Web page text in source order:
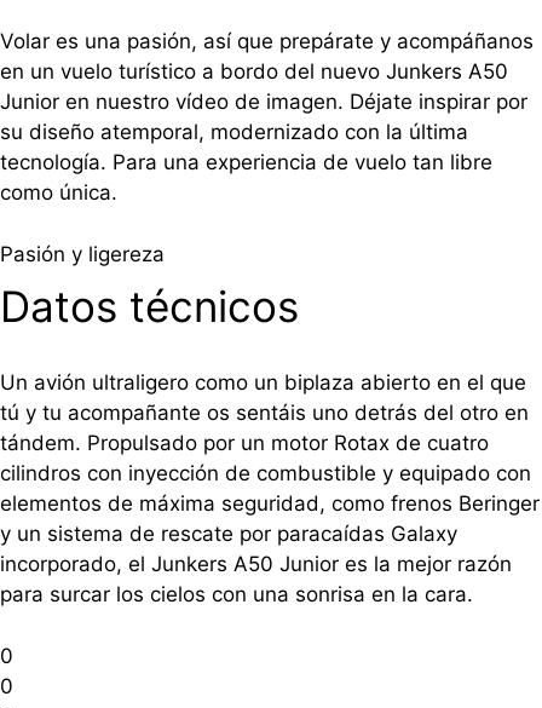
Volar es una pasión, así que prepárate y acompáñanos
en un vuelo turístico a bordo del nuevo Junkers A50
Junior en nuestro vídeo de imagen. Déjate inspirar por
su diseño atemporal, modernizado con la última
tecnología. Para una experiencia de vuelo tan libre
como única.
Datos técnicos
Pasión y ligereza
Un avión ultraligero como un biplaza abierto en el que
tú y tu acompañante os sentáis uno detrás del otro en
tándem. Propulsado por un motor Rotax de cuatro
cilindros con inyección de combustible y equipado con
elementos de máxima seguridad, como frenos Beringer
y un sistema de rescate por paracaídas Galaxy
incorporado, el Junkers A50 Junior es la mejor razón
para surcar los cielos con una sonrisa en la cara.
0
0